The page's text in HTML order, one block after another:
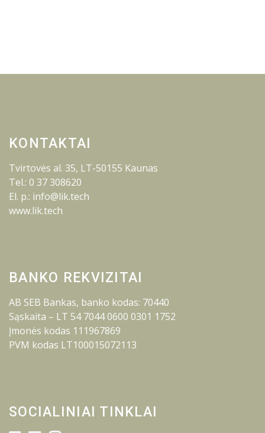
KONTAKTAI
Tvirtovės al. 35, LT-50155 Kaunas
Tel.: 0 37 308620
El. p.: info@lik.tech
www.lik.tech
BANKO REKVIZITAI
AB SEB Bankas, banko kodas: 70440
Sąskaita – LT 54 7044 0600 0301 1752
Įmonės kodas 111967869
PVM kodas LT100015072113
SOCIALINIAI TINKLAI